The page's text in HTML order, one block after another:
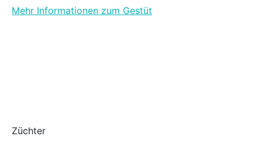
Mehr Informationen zum Gestüt
Züchter